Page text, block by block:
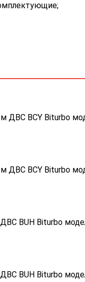
ДВС BCY Biturbo
ДВС BCY Biturbo
BUH Biturbo
BUH Biturbo